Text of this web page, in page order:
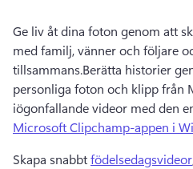
Ge liv åt dina foton genom att
med familj, vänner och följare
tillsammans.Berätta historier
personliga foton och klipp från
iögonfallande videor med den
Microsoft Clipchamp-appen i
Skapa snabbt födelsedagsvideor